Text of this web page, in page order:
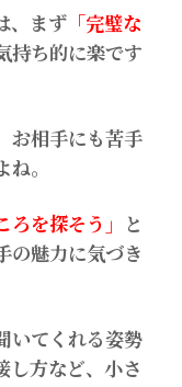
、まず 「完璧な
持ち的に楽です
お相手にも苦手
。
ろを探そう」 と
の魅力に気づき
いてくれる姿勢
し方など、小さ